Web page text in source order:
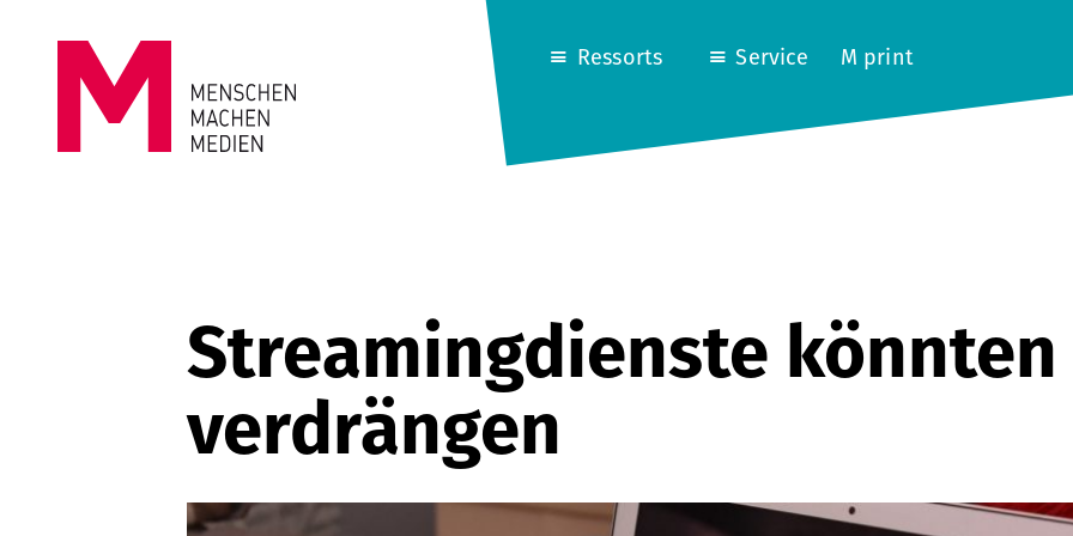
MEDIEN
Ressorts Service M print
Streamingdienste
verdrängen